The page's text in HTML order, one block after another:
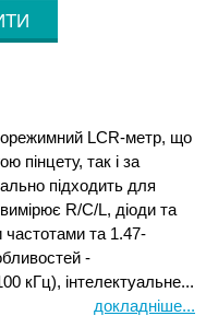
LCR-метр, що
пінцету, так і за
підходить для
R/C/L, діоди та
частотами та 1.47-
-
кГц), інтелектуальне...
докладніше...